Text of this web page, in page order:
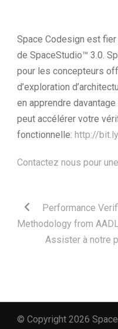
Français
Space Codesign est fier
de SpaceStudio™ 3.0.
pour les concepteurs
d’exploration
en apprendre
peut accélérer votre
fonctionnelle: http://
Contactez nous pour
Performance
Methodology from
Assister à notre
© Copyright 2026